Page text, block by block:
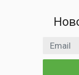
Email адрес